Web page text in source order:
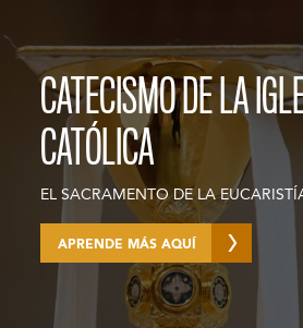
CATECISMO DE LA
CATÓLICA
EL SACRAMENTO DE LA
APRENDE MÁS AQUÍ